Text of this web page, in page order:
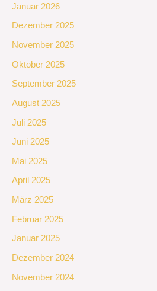
Januar 2026
Dezember 2025
November 2025
Oktober 2025
September 2025
August 2025
Juli 2025
Juni 2025
Mai 2025
April 2025
März 2025
Februar 2025
Januar 2025
Dezember 2024
November 2024